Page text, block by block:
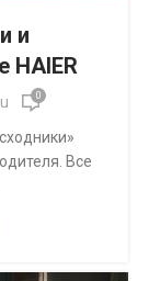
и
HAIER
0
Все